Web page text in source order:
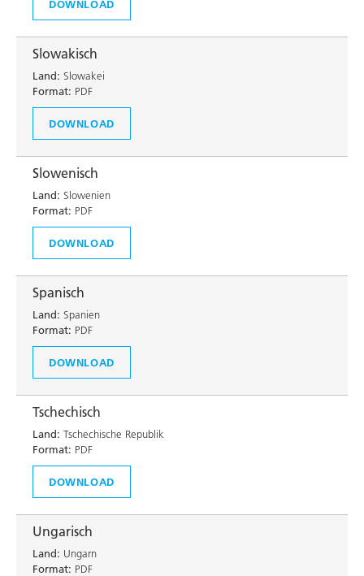
DOWNLOAD
Slowakisch
Land: Slowakei
Format: PDF
DOWNLOAD
Slowenisch
Land: Slowenien
Format: PDF
DOWNLOAD
Spanisch
Land: Spanien
Format: PDF
DOWNLOAD
Tschechisch
Land: Tschechische Republik
Format: PDF
DOWNLOAD
Ungarisch
Land: Ungarn
Format: PDF